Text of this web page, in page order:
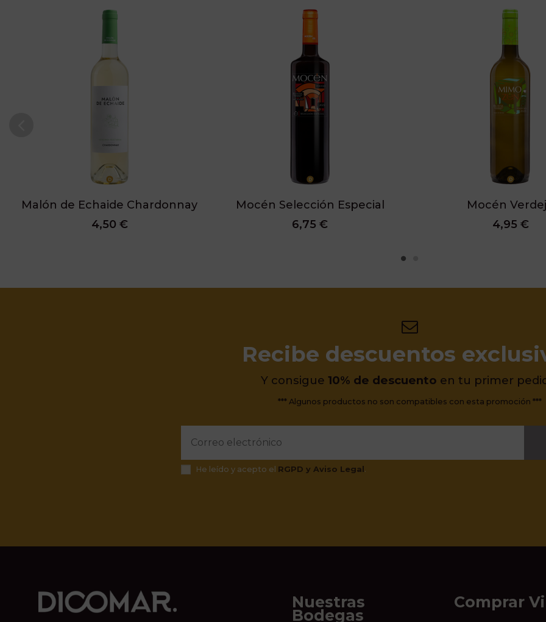
Malón de Echaide Chardonnay
4,50 €
Mocén Selección Especial
6,75 €
Mocén
4,95 €
Recibe descuentos
Y consigue 10% de descuento en tu primer
*** Algunos productos no son compatibles con esta promoción ***
He leído y acepto el RGPD y Aviso Legal .
Nuestras
Bodegas
Comprar